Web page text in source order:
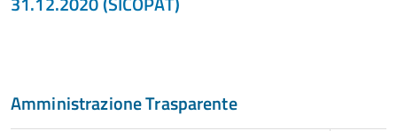
Amministrazione Trasparente